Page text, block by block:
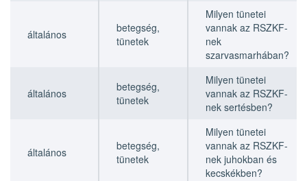
általános
betegség,
tünetek
Milyen tünetei
vannak az RSZKF-
nek
szarvasmarhában?
általános
betegség,
tünetek
Milyen tünetei
vannak az RSZKF-
nek sertésben?
általános
betegség,
tünetek
Milyen tünetei
vannak az RSZKF-
nek juhokban és
kecskékben?